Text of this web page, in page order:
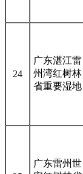
24
广东湛江雷
州湾红树林
省重要湿地
广东雷州世